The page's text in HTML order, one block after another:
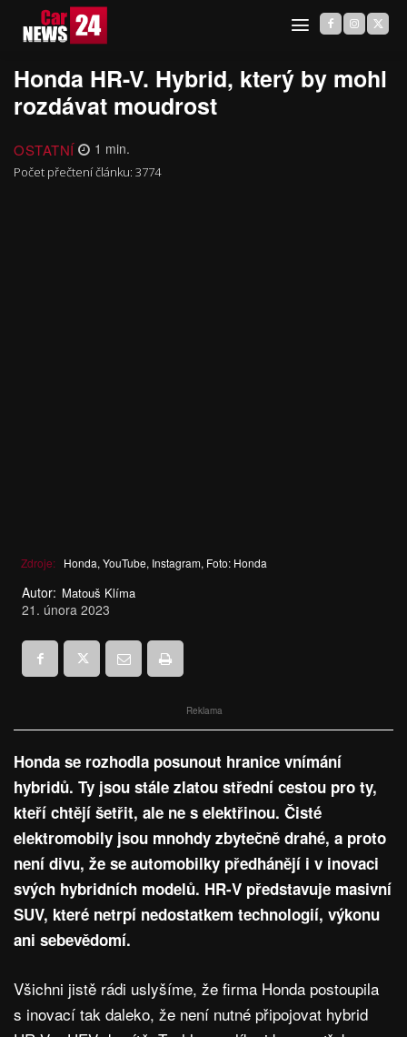
Honda HR-V. Hybrid, který by mohl
rozdávat moudrost
OSTATNÍ 1 min.
Počet přečtení článku: 3774
Zdroje: Honda, YouTube, Instagram, Foto: Honda
Autor: Matouš Klíma
21. února 2023
Reklama
Honda se rozhodla posunout hranice vnímání
hybridů. Ty jsou stále zlatou střední cestou pro ty,
kteří chtějí šetřit, ale ne s elektřinou. Čisté
elektromobily jsou mnohdy zbytečně drahé, a proto
není divu, že se automobilky předhánějí i v inovaci
svých hybridních modelů. HR-V představuje masivní
SUV, které netrpí nedostatkem technologií, výkonu
ani sebevědomí.
Všichni jistě rádi uslyšíme, že firma Honda postoupila
s inovací tak daleko, že není nutné připojovat hybrid